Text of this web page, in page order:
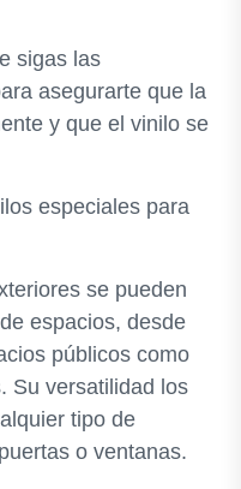
sigas las
asegurarte que la
y que el vinilo se
especiales para
se pueden
espacios, desde
públicos como
Su versatilidad los
tipo de
o ventanas.